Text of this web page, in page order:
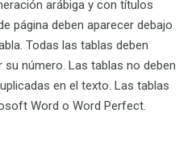
arábiga y con títulos
página deben aparecer debajo
Todas las tablas deben
número. Las tablas no deben
en el texto. Las tablas
Word o Word Perfect.